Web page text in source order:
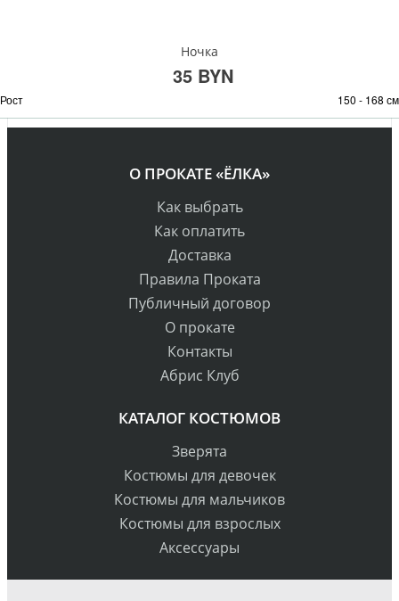
Ночка
35 BYN
Рост 150 - 168 см
О ПРОКАТЕ «ЁЛКА»
Как выбрать
Как оплатить
Доставка
Правила Проката
Публичный договор
О прокате
Контакты
Абрис Клуб
КАТАЛОГ КОСТЮМОВ
Зверята
Костюмы для девочек
Костюмы для мальчиков
Костюмы для взрослых
Аксессуары